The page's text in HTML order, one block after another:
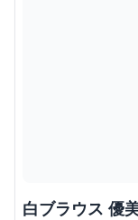
白ブラウス 優